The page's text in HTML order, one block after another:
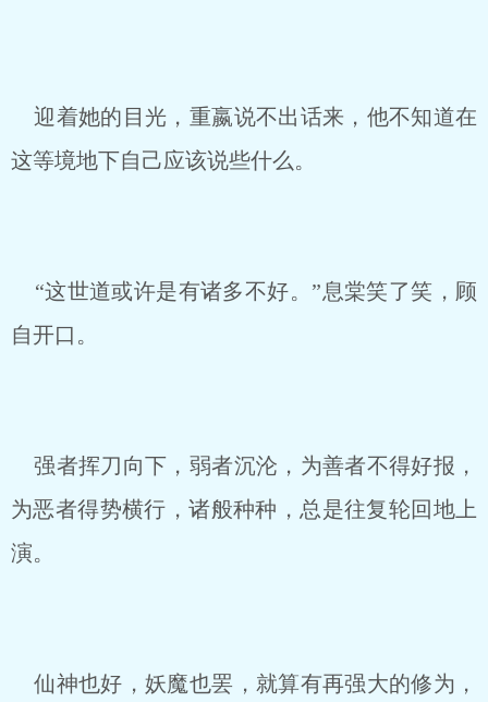
迎着她的目光，重嬴说不出话来，他不知道在
这等境地下自己应该说些什么。
“这世道或许是有诸多不好。”息棠笑了笑，顾
自开口。
强者挥刀向下，弱者沉沦，为善者不得好报，
为恶者得势横行，诸般种种，总是往复轮回地上
演。
仙神也好，妖魔也罢，就算有再强大的修为，